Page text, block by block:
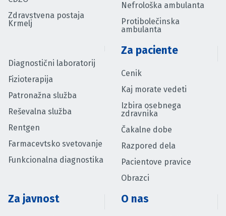
Zdravstvena postaja
Krmelj
Nefrološka ambulanta
Protibolečinska
ambulanta
Diagnostični laboratorij
Fizioterapija
Patronažna služba
Reševalna služba
Rentgen
Farmacevtsko svetovanje
Funkcionalna diagnostika
Za paciente
Cenik
Kaj morate vedeti
Izbira osebnega
zdravnika
Čakalne dobe
Razpored dela
Pacientove pravice
Obrazci
Za javnost O nas